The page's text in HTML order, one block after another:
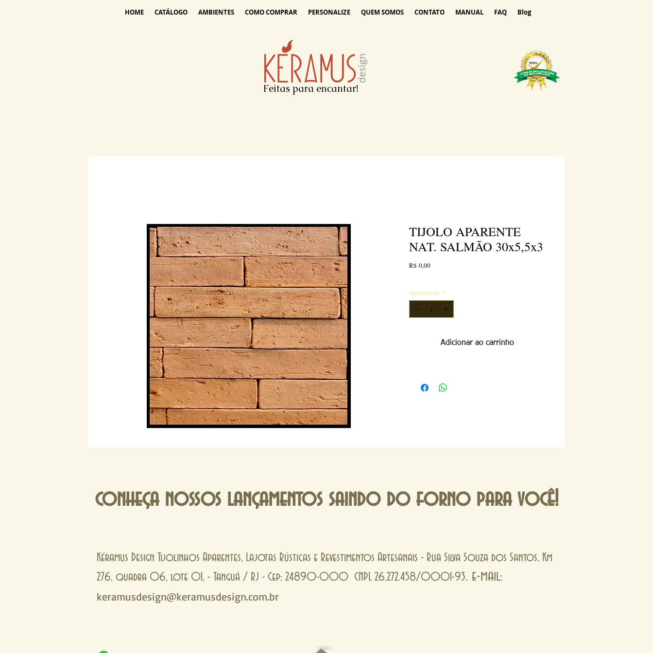
HOME CATÁLOGO AMBIENTES COMO COMPRAR PERSONALIZE QUEM SOMOS CONTATO MANUAL FAQ Blog
Feitas para encantar!
TIJOLO APARENTE
NAT. SALMÃO 30x5,5x3
R$ 0,00Preço
Quantidade *
Adicionar ao carrinho
conheça nossos lançamentos saindo do forno para você!
Kéramus Design Tijolinhos Aparentes, Lajotas Rústicas e Revestimentos Artesanais - Rua Silva Souza dos Santos, Km
276, quadra 06, lote 01, - Tanguá / RJ - Cep: 24890-000 CNPL 26.272.458/0001-93. e-mail:
keramusdesign@keramusdesign.com.br